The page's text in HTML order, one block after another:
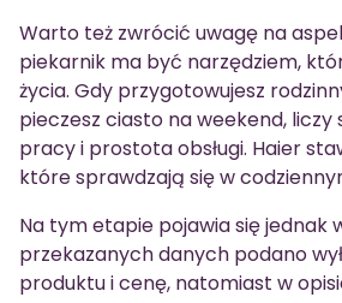
Warto też zwrócić uwagę na
piekarnik ma być narzędziem,
życia. Gdy przygotowujesz
pieczesz ciasto na weekend, liczy
pracy i prostota obsługi. Haier
które sprawdzają się w
Na tym etapie pojawia się jednak
przekazanych danych podano
produktu i cenę, natomiast w